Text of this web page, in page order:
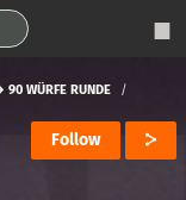
WÜRFE RUNDE
Follow